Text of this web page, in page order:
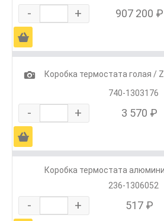
- + 907 200 ₽
Ä
1
Коробка термостата голая /
740-1303176
- + 3 570 ₽
Ä
Коробка термостата
236-1306052
- + 517 ₽